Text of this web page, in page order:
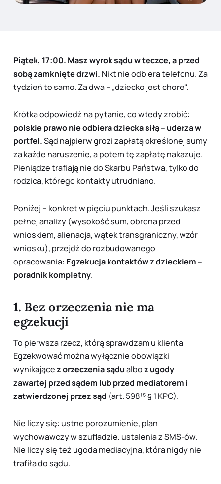
Piątek, 17:00. Masz wyrok sądu w teczce, a przed
sobą zamknięte drzwi. Nikt nie odbiera telefonu. Za
tydzień to samo. Za dwa – „dziecko jest chore".
Krótka odpowiedź na pytanie, co wtedy zrobić:
polskie prawo nie odbiera dziecka siłą – uderza w
portfel.Sąd najpierwgrozizapłatą określonej sumy
za każde naruszenie, a potem tę zapłatę nakazuje.
Pieniądze trafiają nie do Skarbu Państwa, tylko do
rodzica, którego kontakty utrudniano.
Poniżej – konkret w pięciu punktach. Jeśli szukasz
pełnej analizy (wysokość sum, obrona przed
wnioskiem, alienacja, wątek transgraniczny, wzór
wniosku), przejdź do rozbudowanego
opracowania: Egzekucja kontaktów z dzieckiem –
poradnik kompletny.
1. Bez orzeczenia nie ma
egzekucji
To pierwsza rzecz, którą sprawdzam u klienta.
Egzekwować można wyłącznie obowiązki
wynikającez orzeczenia sądualboz ugody
zawartej przed sądem lub przed mediatorem i
zatwierdzonej przez sąd (art. 598¹⁵ § 1 KPC).
Nie liczy się: ustne porozumienie, plan
wychowawczy w szufladzie, ustalenia z SMS-ów.
Nie liczy się też ugoda mediacyjna, która nigdy nie
trafiła do sądu.